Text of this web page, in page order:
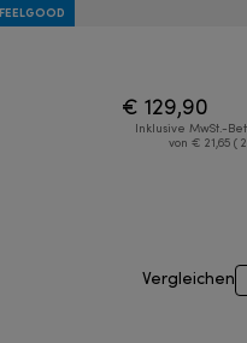
€ 129,90
Inklusive MwSt.-
von € 21,65 (
Vergleichen